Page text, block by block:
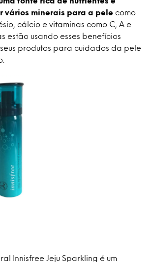
vários minerais para a pele como
cálcio e vitaminas como C, A e
estão usando esses benefícios
produtos para cuidados da pele
Innisfree Jeju Sparkling é um